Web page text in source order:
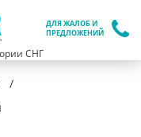
ДЛЯ ЖАЛОБ И
ПРЕДЛОЖЕНИЙ
СНГ